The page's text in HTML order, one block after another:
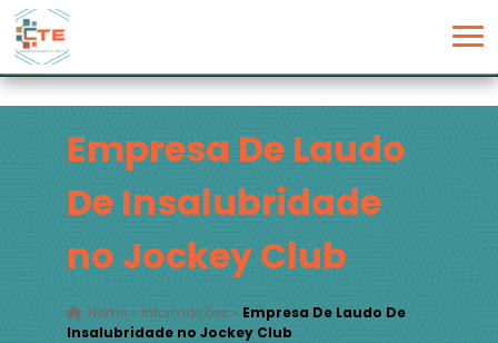
Empresa De Laudo
De Insalubridade
no Jockey Club
Home» Informações » Empresa De Laudo De
Insalubridade no Jockey Club